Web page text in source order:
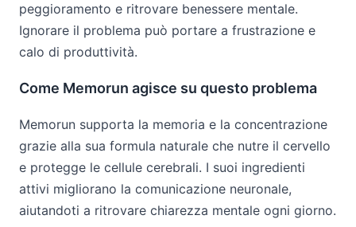
peggioramento e ritrovare benessere mentale.
Ignorare il problema può portare a frustrazione e
calo di produttività.
Come Memorun agisce su questo problema
Memorun supporta la memoria e la concentrazione
grazie alla sua formula naturale che nutre il cervello
e protegge le cellule cerebrali. I suoi ingredienti
attivi migliorano la comunicazione neuronale,
aiutandoti a ritrovare chiarezza mentale ogni giorno.